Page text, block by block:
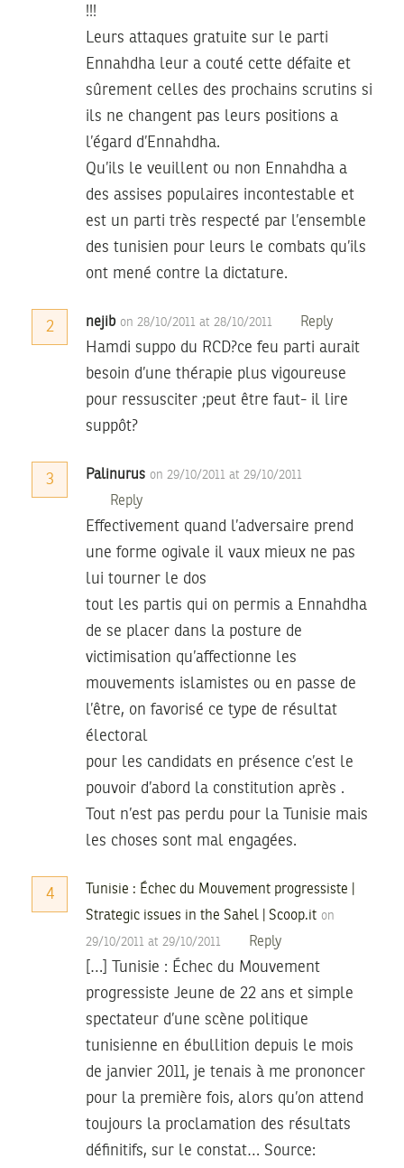
!!!
Leurs attaques gratuite sur le parti
Ennahdha leur a couté cette défaite et
sûrement celles des prochains scrutins si
ils ne changent pas leurs positions a
l’égard d’Ennahdha.
Qu’ils le veuillent ou non Ennahdha a
des assises populaires incontestable et
est un parti très respecté par l’ensemble
des tunisien pour leurs le combats qu’ils
ont mené contre la dictature.
2 nejib on 28/10/2011 at 28/10/2011 Reply
Hamdi suppo du RCD?ce feu parti aurait
besoin d’une thérapie plus vigoureuse
pour ressusciter ;peut être faut- il lire
suppôt?
3 Palinurus on 29/10/2011 at 29/10/2011
Reply
Effectivement quand l’adversaire prend
une forme ogivale il vaux mieux ne pas
lui tourner le dos
tout les partis qui on permis a Ennahdha
de se placer dans la posture de
victimisation qu’affectionne les
mouvements islamistes ou en passe de
l’être, on favorisé ce type de résultat
électoral
pour les candidats en présence c’est le
pouvoir d’abord la constitution après .
Tout n’est pas perdu pour la Tunisie mais
les choses sont mal engagées.
4
Tunisie : Échec du Mouvement progressiste |
Strategic issues in the Sahel | Scoop.it on
29/10/2011 at 29/10/2011 Reply
[…] Tunisie : Échec du Mouvement
progressiste Jeune de 22 ans et simple
spectateur d’une scène politique
tunisienne en ébullition depuis le mois
de janvier 2011, je tenais à me prononcer
pour la première fois, alors qu’on attend
toujours la proclamation des résultats
définitifs, sur le constat… Source: